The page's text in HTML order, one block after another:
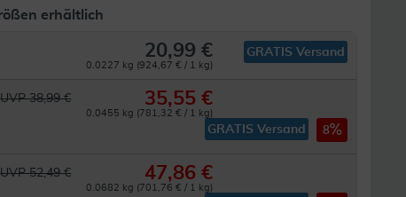
erhältlich
20,99 €
0.0227 kg (924,67 € / 1 kg)
GRATIS Versand
UVP 38,99 € 35,55 €
0.0455 kg (781,32 € / 1 kg)
GRATIS Versand 8
UVP 52,49 € 47,86 €
0.0682 kg (701,76 € / 1 kg)